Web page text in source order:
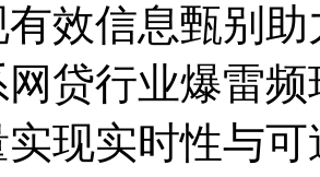
效信息甄别
网贷行业爆雷
现实时性与